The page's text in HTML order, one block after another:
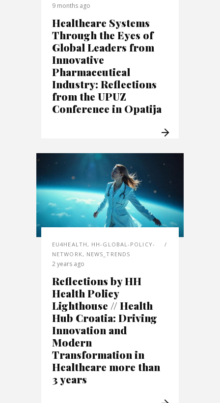
9 months ago
Healthcare Systems
Through the Eyes of
Global Leaders from
Innovative
Pharmaceutical
Industry: Reflections
from the UPUZ
Conference in Opatija
EU4HEALTH, HH-GLOBAL-POLICY-
NETWORK, NEWS_TRENDS
2 years ago
Reflections by HH
Health Policy
Lighthouse // Health
Hub Croatia: Driving
Innovation and
Modern
Transformation in
Healthcare more than
3 years